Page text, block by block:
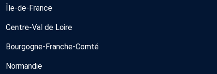
Île-de-France
Centre-Val de Loire
Bourgogne-Franche-Comté
Normandie